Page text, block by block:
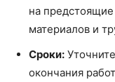
на
материалов и
Сроки:
окончания